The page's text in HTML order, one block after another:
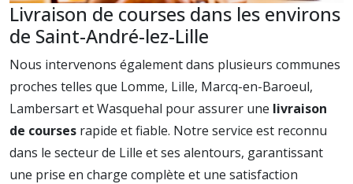
Livraison de courses dans les environs
de Saint-André-lez-Lille
Nous intervenons également dans plusieurs communes
proches telles que Lomme, Lille, Marcq-en-Baroeul,
Lambersart et Wasquehal pour assurer une livraison
de courses rapide et fiable. Notre service est reconnu
dans le secteur de Lille et ses alentours, garantissant
une prise en charge complète et une satisfaction